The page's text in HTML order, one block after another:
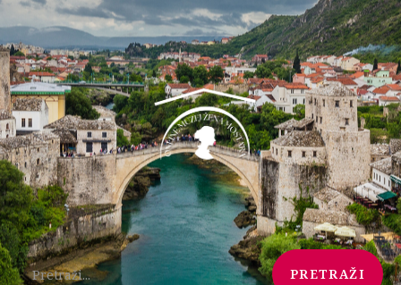
PRETRAŽI